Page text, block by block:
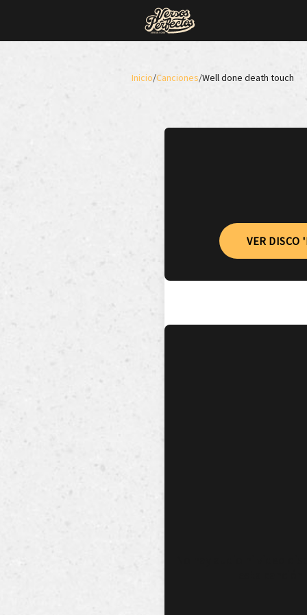
Inicio/Canciones/Well done death touch
VER DISCO